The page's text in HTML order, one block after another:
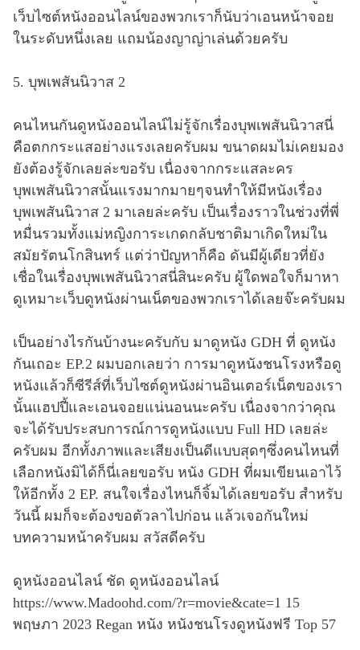
เว็บไซต์หนังออนไลน์ของพวกเราก็นับว่าเอนหน้าจอย
ในระดับหนึ่งเลย แถมน้องญาญ่าเล่นด้วยครับ
5. บุพเพสันนิวาส 2
คนไหนกันดูหนังออนไลน์ไม่รู้จักเรื่องบุพเพสันนิวาสนี่
คือตกกระแสอย่างแรงเลยครับผม ขนาดผมไม่เคยมอง
ยังต้องรู้จักเลยล่ะขอรับ เนื่องจากกระแสละคร
บุพเพสันนิวาสนั้นแรงมากมายๆจนทำให้มีหนังเรื่อง
บุพเพสันนิวาส 2 มาเลยล่ะครับ เป็นเรื่องราวในช่วงที่พี่
หมื่นรวมทั้งแม่หญิงการะเกดกลับชาติมาเกิดใหม่ใน
สมัยรัตนโกสินทร์ แต่ว่าปัญหาก็คือ ดันมีผู้เดียวที่ยัง
เชื่อในเรื่องบุพเพสันนิวาสนี่สินะครับ ผู้ใดพอใจก็มาหา
ดูเหมาะเว็บดูหนังผ่านเน็ตของพวกเราได้เลยจ๊ะครับผม
เป็นอย่างไรกันบ้างนะครับกับ มาดูหนัง GDH ที่ ดูหนัง
กันเถอะ EP.2 ผมบอกเลยว่า การมาดูหนังชนโรงหรือดู
หนังแล้วก็ซีรีส์ที่เว็บไซต์ดูหนังผ่านอินเตอร์เน็ตของเรา
นั้นแฮปปี้และเอนจอยแน่นอนนะครับ เนื่องจากว่าคุณ
จะได้รับประสบการณ์การดูหนังแบบ Full HD เลยล่ะ
ครับผม อีกทั้งภาพและเสียงเป็นดีแบบสุดๆซึ่งคนไหนที่
เลือกหนังมิได้ก็นี่เลยขอรับ หนัง GDH ที่ผมเขียนเอาไว้
ให้อีกทั้ง 2 EP. สนใจเรื่องไหนก็จิ้มได้เลยขอรับ สำหรับ
วันนี้ ผมก็จะต้องขอตัวลาไปก่อน แล้วเจอกันใหม่
บทความหน้าครับผม สวัสดีครับ
ดูหนังออนไลน์ ชัด ดูหนังออนไลน์
https://www.Madoohd.com/?r=movie&cate=1 15
พฤษภา 2023 Regan หนัง หนังชนโรงดูหนังฟรี Top 57